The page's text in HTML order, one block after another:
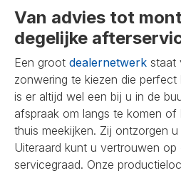
Van advies tot
degelijke
Een groot dealernetwerk staat
zonwering te kiezen die
is er altijd wel een bij u in de
afspraak om langs te komen
thuis meekijken. Zij ontzorgen
Uiteraard kunt u vertrouwen op
servicegraad. Onze